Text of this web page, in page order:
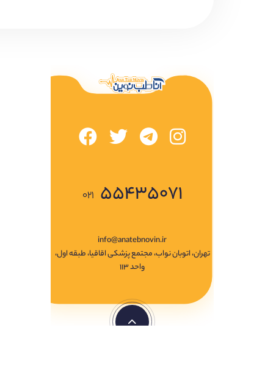
۰۲۱ ۵۵۴۳۵۰۷۱
info@anatebnovin.ir
تهران، اتوبان نواب، مجتمع پزشکی اقاقیا، طبقه اول،
واحد ۱۱۳